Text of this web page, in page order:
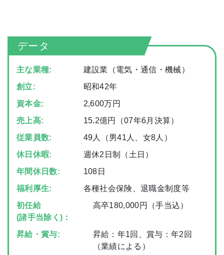
データ
主な業種:
建設業（電気・通信・機械）
創立:
昭和42年
資本金:
2,600万円
売上高:
15.2億円（07年6月決算）
従業員数:
49人（男41人、女8人）
休日休暇:
週休2日制（土日）
年間休日数:
108日
福利厚生:
各種社会保険、退職金制度等
初任給
(諸手当除く)：
高卒180,000円（手当込）
昇給・賞与:
昇給：年1回、賞与：年2回
（業績による）